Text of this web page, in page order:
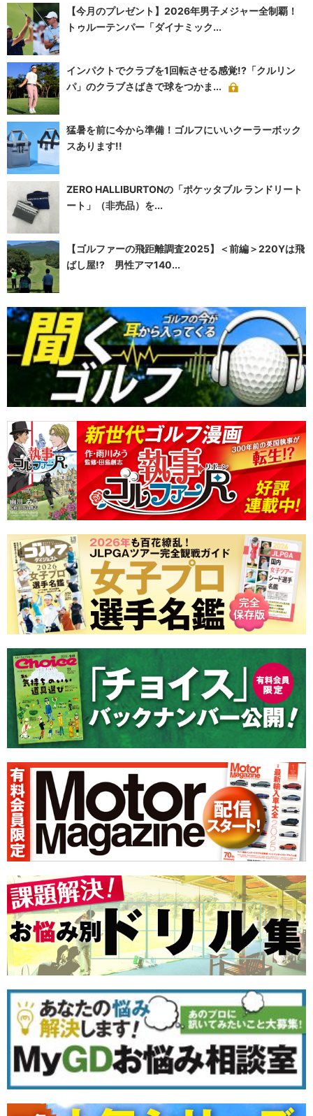
【今月のプレゼント】2026年男子メジャー全制覇！
トゥルーテンパー「ダイナミック...
インパクトでクラブを1回転させる感覚!?「クルリン
パ」のクラブさばきで球をつかま...
猛暑を前に今から準備！ゴルフにいいクーラーボック
スあります!!
ZERO HALLIBURTONの「ポケッタブル ランドリート
ート」（非売品）を...
【ゴルファーの飛距離調査2025】＜前編＞220Yは飛
ばし屋!? 男性アマ140...